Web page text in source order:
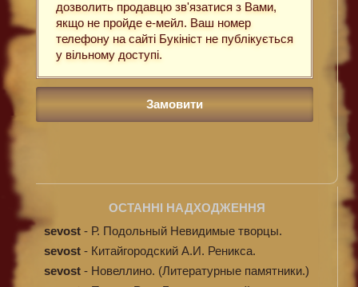
дозволить продавцю зв'язатися з Вами,
якщо не пройде е-мейл. Ваш номер
телефону на сайті Букініст не публікується
у вільному доступі.
ОСТАННІ НАДХОДЖЕННЯ
sevost - Р. Подольный Невидимые творцы.
sevost - Китайгородский А.И. Реникса.
sevost - Новеллино. (Литературные памятники.)